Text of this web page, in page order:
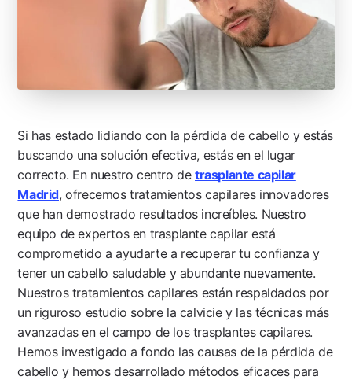
Si has estado lidiando con la pérdida de cabello y estás
buscando una solución efectiva, estás en el lugar
correcto. En nuestro centro detrasplante capilar
Madrid, ofrecemos tratamientos capilares innovadores
que han demostrado resultados increíbles. Nuestro
equipo de expertos en trasplante capilar está
comprometido a ayudarte a recuperar tu confianza y
tener un cabello saludable y abundante nuevamente.
Nuestros tratamientos capilares están respaldados por
un riguroso estudio sobre la calvicie y las técnicas más
avanzadas en el campo de los trasplantes capilares.
Hemos investigado a fondo las causas de la pérdida de
cabello y hemos desarrollado métodos eficaces para